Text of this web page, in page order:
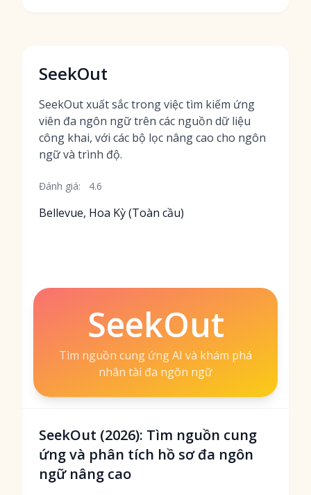
SeekOut
SeekOut xuất sắc trong việc tìm kiếm ứng
viên đa ngôn ngữ trên các nguồn dữ liệu
công khai, với các bộ lọc nâng cao cho ngôn
ngữ và trình độ.
Đánh giá: 4.6
Bellevue, Hoa Kỳ (Toàn cầu)
SeekOut
Tìm nguồn cung ứng AI và khám phá
nhân tài đa ngôn ngữ
SeekOut (2026): Tìm nguồn cung
ứng và phân tích hồ sơ đa ngôn
ngữ nâng cao